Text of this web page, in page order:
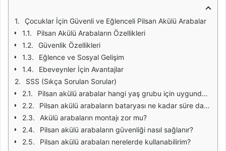
Çocuklar İçin Güvenli ve Eğlenceli Pilsan Akülü Arabalar
Pilsan Akülü Arabaların Özellikleri
Güvenlik Özellikleri
Eğlence ve Sosyal Gelişim
Ebeveynler İçin Avantajlar
SSS (Sıkça Sorulan Sorular)
Pilsan akülü arabalar hangi yaş grubu için uygundur?
Pilsan akülü arabaların bataryası ne kadar süre dayanır?
Akülü arabaların montajı zor mu?
Pilsan akülü arabaların güvenliği nasıl sağlanır?
Pilsan akülü arabaları nerelerde kullanabilirim?